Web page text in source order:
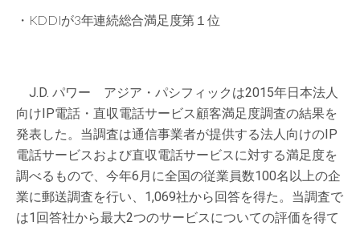
・KDDIが3年連続総合満足度第１位
J.D. パワー アジア・パシフィックは2015年日本法人
向けIP電話・直収電話サービス顧客満足度調査の結果を
発表した。当調査は通信事業者が提供する法人向けのIP
電話サービスおよび直収電話サービスに対する満足度を
調べるもので、今年6月に全国の従業員数100名以上の企
業に郵送調査を行い、1,069社から回答を得た。当調査で
は1回答社から最大2つのサービスについての評価を得て